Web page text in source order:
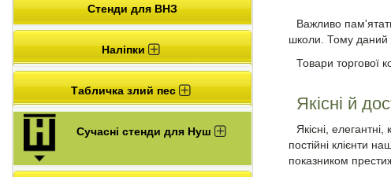
Стенди для ВНЗ
Наліпки
Табличка злий пес
Сучасні стенди для Нуш
Важливо
школи. Тому даний
Товари торгової
Якісні й
Якісні,
постійні клієнти
показником